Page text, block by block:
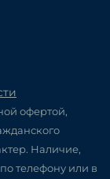
офертой,
Наличие,
телефону или в